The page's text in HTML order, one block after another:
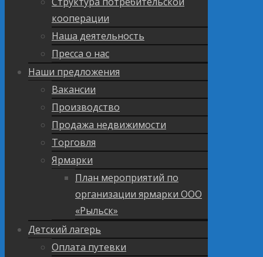
кооперации
Наша деятельность
Пресса о нас
Наши предложения
Вакансии
Производство
Продажа недвижимости
Торговля
Ярмарки
План мероприятий по
организации ярмарки ООО
«Рыльск»
Детский лагерь
Оплата путевки